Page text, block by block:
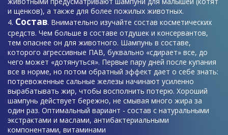
и щенков), а также для более пожилых животных.
Состав. Внимательно изучайте состав косметических
средств. Чем больше в составе отдушек и консервантов,
тем опаснее он для животного. Шампунь в составе,
которого агрессивные ПАВ, буквально «сдирает» все, до
чего может «дотянуться». Первые пару дней после купания
все в норме, но потом обратный эффект дает о себе знать:
потревоженные сальные железы начинают усиленно
вырабатывать жир, чтобы восполнить потерю. Хороший
шампунь действует бережно, не смывая много жира за
один раз. Оптимальный вариант - состав с натуральными
экстрактами и маслами, антибактериальными
компонентами, витаминами